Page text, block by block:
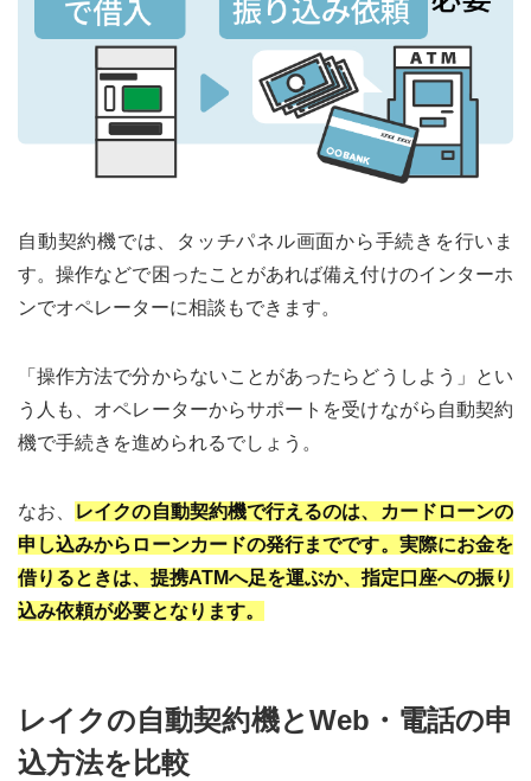
レイクの自動契約機は誰でも使える？
自動契約機で増額やカードの再発行はで
きる？
自動契約機では、タッチパネル画面から手続きを行いま
す。操作などで困ったことがあれば備え付けのインターホ
ンでオペレーターに相談もできます。
「操作方法で分からないことがあったらどうしよう」とい
う人も、オペレーターからサポートを受けながら自動契約
機で手続きを進められるでしょう。
なお、
レイクの自動契約機で行えるのは、カードローンの
申し込みからローンカードの発行までです。実際にお金を
借りるときは、提携ATMへ足を運ぶか、指定口座への振り
込み依頼が必要となります。
レイクの自動契約機とWeb・電話の申
込方法を比較